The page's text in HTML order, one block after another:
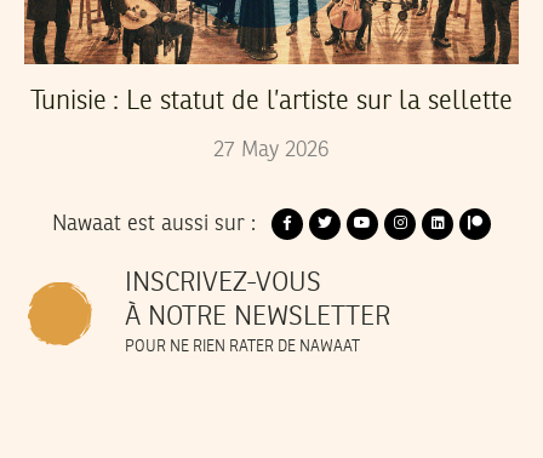
Tunisie : Le statut de l’artiste sur la sellette
27 May 2026
Nawaat est aussi sur :
INSCRIVEZ-VOUS
À NOTRE NEWSLETTER
POUR NE RIEN RATER DE NAWAAT